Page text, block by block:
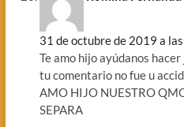
31 de octubre de 2019 a
Te amo hijo ayúdanos
tu comentario no fue u
AMO HIJO NUESTRO
SEPARA